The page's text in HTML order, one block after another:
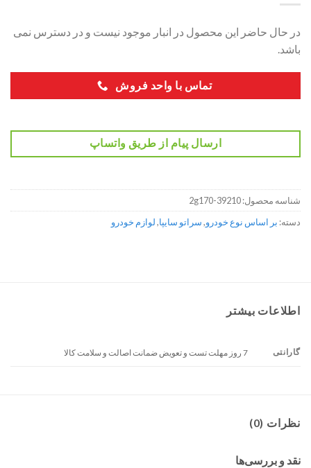
در حال حاضر این محصول در انبار موجود نیست و در دسترس نمی
باشد.
تماس با واحد فروش
ارسال پیام از طریق واتساپ
شناسه محصول:39210-2g170
دسته: بر اساس نوع خودرو,سراتو سایپا,لوازم خودرو
اطلاعات بیشتر
گارانتی 7 روز مهلت تست و تعویض ضمانت اصالت و سلامت کالا
نظرات (0)
نقد و بررسی‌ها